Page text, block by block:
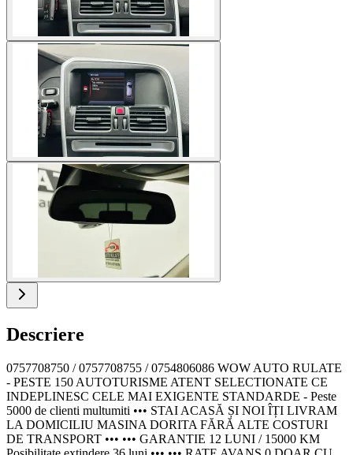
Descriere
0757708750 / 0757708755 / 0754806086 WOW AUTO RULATE
- PESTE 150 AUTOTURISME ATENT SELECTIONATE CE
INDEPLINESC CELE MAI EXIGENTE STANDARDE - Peste
5000 de clienti multumiti ••• STAI ACASĂ ȘI NOI ÎȚI LIVRAM
LA DOMICILIU MASINA DORITA FĂRĂ ALTE COSTURI
DE TRANSPORT ••• ••• GARANTIE 12 LUNI / 15000 KM